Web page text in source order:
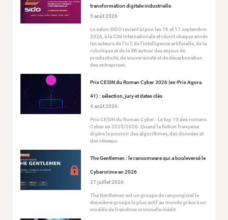
transformation digitale industrielle
5 août 2026
Le salon SIDO revient à Lyon les 16 et 17 septembre
2026, à la Cité Internationale et réunit chaque année
les acteurs de l’IoT, de l’intelligence artificielle, de la
robotique et de la XR autour des enjeux de
productivité, de souveraineté et de décarbonation
des entreprises.
Prix CESIN du Roman Cyber 2026 (ex-Prix Agora
41) : sélection, jury et dates clés
4 août 2026
Prix CESIN du Roman Cyber : Le top 10 des romans
Cyber en 2025/2026. Quand la fiction française
digère le pouvoir des algorithmes, des données et
des réseaux.
The Gentlemen : le ransomware qui a bouleversé le
Cybercrime en 2026
27 juillet 2026
The Gentlemen est un groupe de rançongiciel le
deuxième groupe le plus actif au monde grâce à un
modèle de franchise criminelle inédit